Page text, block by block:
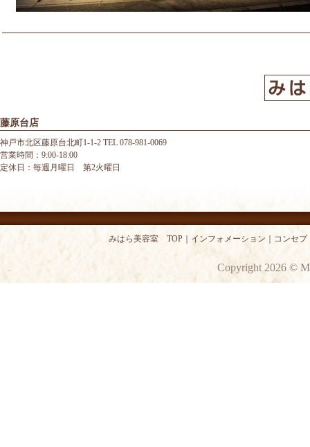
藤原台店
神戸市北区藤原台北町1-1-2 TEL 078-981-0069
営業時間：9:00-18:00
定休日：毎週月曜日 第2火曜日
みはら美容室 TOP インフォメーション コンセプ
Copyright 2026 ©